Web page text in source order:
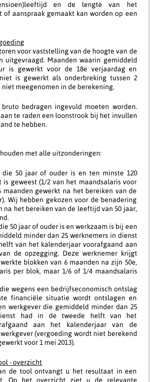
en de lengte van het
of aanspraak gemaakt kan worden op een
voor vaststelling van de hoogte van de
uitgevraagd. Maanden waarin gemiddeld
is gewerkt voor de 18e verjaardag en
is gewerkt als onderbreking tussen 2
meegenomen in de berekening.
bedragen ingevuld moeten worden.
te raden een loonstrook bij het invullen
te hebben.
met alle uitzonderingen:
die 50 jaar of ouder is en ten minste 120
is geweest (1/2 van het maandsalaris voor
maanden gewerkt na het bereiken van de
Wij hebben gekozen voor de benadering
na het bereiken van de leeftijd van 50 jaar,
50 jaar of ouder is en werkzaam is bij een
minder dan 25 werknemers in dienst
van het kalenderjaar voorafgaand aan
de opzegging. Deze werknemer krijgt
blokken van 6 maanden na zijn 50e,
per blok, maar 1/6 of 1/4 maandsalaris
wegens een bedrijfseconomisch ontslag
financiële situatie wordt ontslagen en
werkgever die gemiddeld minder dan 25
had in de tweede helft van het
aan het kalenderjaar van de
(vergoeding wordt niet berekend
voor 1 mei 2013).
- overzicht
de tool ontvangt u het resultaat in een
Op het overzicht ziet u de relevante